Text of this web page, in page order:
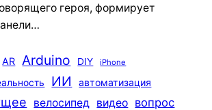
героя, формирует
AR Arduino DIY iPhone
ИИ автоматизация
велосипед видео вопрос